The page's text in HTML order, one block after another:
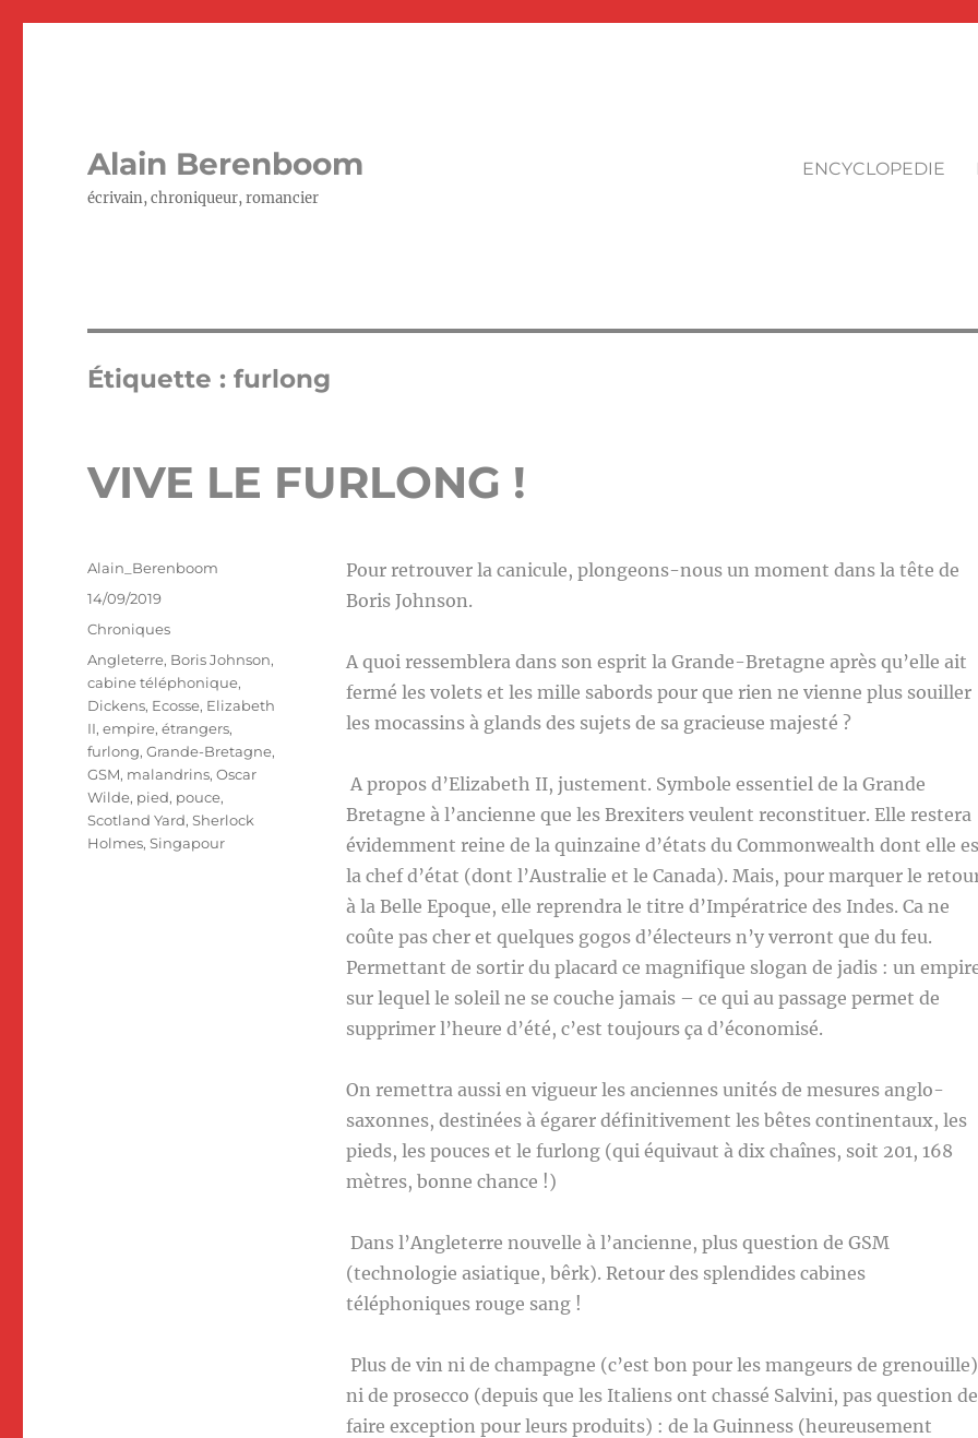
Alain Berenboom
écrivain, chroniqueur, romancier
ENCYCLOPEDIE
Étiquette :furlong
VIVE LE FURLONG !
Pour retrouver la canicule, plongeons-nous un moment dans la tête de
Boris Johnson.
A quoi ressemblera dans son esprit la Grande-Bretagne après qu’elle ait
fermé les volets et les mille sabords pour que rien ne vienne plus souiller
les mocassins à glands des sujets de sa gracieuse majesté ?
A propos d’Elizabeth II, justement. Symbole essentiel de la Grande
Bretagne à l’ancienne que les Brexiters veulent reconstituer. Elle restera
évidemment reine de la quinzaine d’états du Commonwealth dont elle
la chef d’état (dont l’Australie et le Canada). Mais, pour marquer le
à la Belle Epoque, elle reprendra le titre d’Impératrice des Indes. Ca ne
coûte pas cher et quelques gogos d’électeurs n’y verront que du feu.
Permettant de sortir du placard ce magnifique slogan de jadis : un
sur lequel le soleil ne se couche jamais – ce qui au passage permet de
supprimer l’heure d’été, c’est toujours ça d’économisé.
On remettra aussi en vigueur les anciennes unités de mesures anglo-
saxonnes, destinées à égarer définitivement les bêtes continentaux, les
pieds, les pouces et le furlong (qui équivaut à dix chaînes, soit 201, 168
mètres, bonne chance !)
Dans l’Angleterre nouvelle à l’ancienne, plus question de GSM
(technologie asiatique, bêrk). Retour des splendides cabines
téléphoniques rouge sang !
Plus de vin ni de champagne (c’est bon pour les mangeurs de grenouille)
ni de prosecco (depuis que les Italiens ont chassé Salvini, pas question de
faire exception pour leurs produits) : de la Guinness (heureusement
Auteur
Alain_Berenboom
Publié
le
14/09/2019
Catégories
Chroniques
Étiquettes
Angleterre, Boris Johnson,
cabine téléphonique,
Dickens, Ecosse, Elizabeth
II,empire,étrangers,
furlong,Grande-Bretagne,
GSM, malandrins,Oscar
Wilde, pied, pouce,
Scotland Yard,Sherlock
Holmes,Singapour